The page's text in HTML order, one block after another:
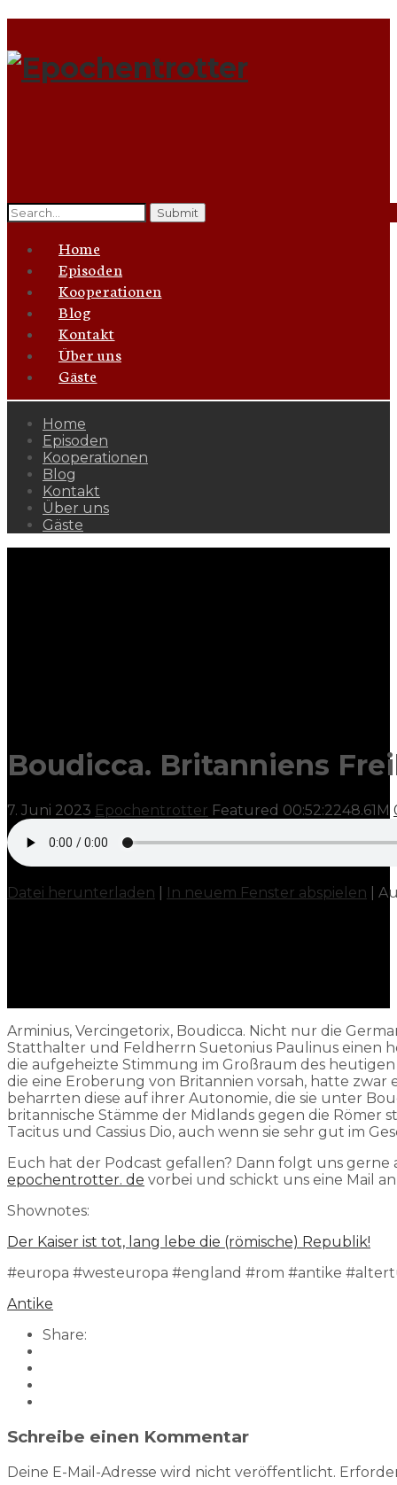
Search
for:
Home
Episoden
Kooperationen
Blog
Kontakt
Über uns
Gäste
Home
Episoden
Kooperationen
Blog
Kontakt
Über uns
Gäste
Boudicca. Britanniens
7. Juni 2023 Epochentrotter Featured 00:52:2248.61M
Datei herunterladen In neuem Fenster abspielen
Arminius, Vercingetorix, Boudicca. Nicht nur die
Statthalter und Feldherrn Suetonius Paulinus einen
die aufgeheizte Stimmung im Großraum des
die eine Eroberung von Britannien vorsah, hatte
beharrten diese auf ihrer Autonomie, die sie unter
britannische Stämme der Midlands gegen die Römer
Tacitus und Cassius Dio, auch wenn sie sehr gut im
Euch hat der Podcast gefallen? Dann folgt uns gerne
⁠⁠⁠⁠epochentrotter. de⁠⁠⁠⁠ vorbei und schickt uns eine Mail
Shownotes:
⁠Der Kaiser ist tot, lang lebe die (römische) Republik!
#europa #westeuropa #england #rom #antike
Antike
Share:
Schreibe einen Kommentar
Deine E-Mail-Adresse wird nicht veröffentlicht.